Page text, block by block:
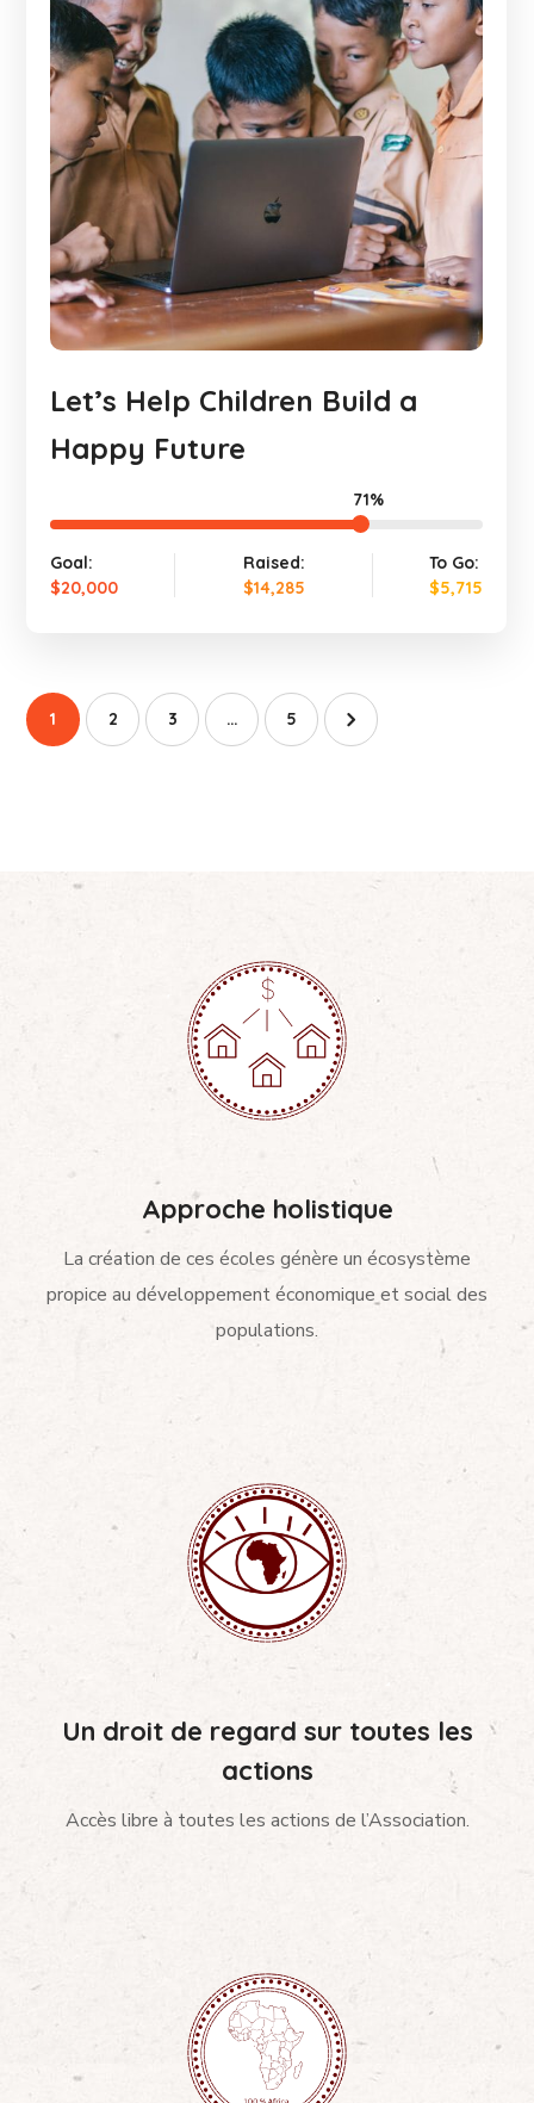
Let’s Help Children Build a
Happy Future
71%
Goal:
$20,000
Raised:
$14,285
To Go:
$5,715
1 2 3 … 5
Approche holistique
La création de ces écoles génère un écosystème
propice au développement économique et social des
populations.
Un droit de regard sur toutes les
actions
Accès libre à toutes les actions de l’Association.